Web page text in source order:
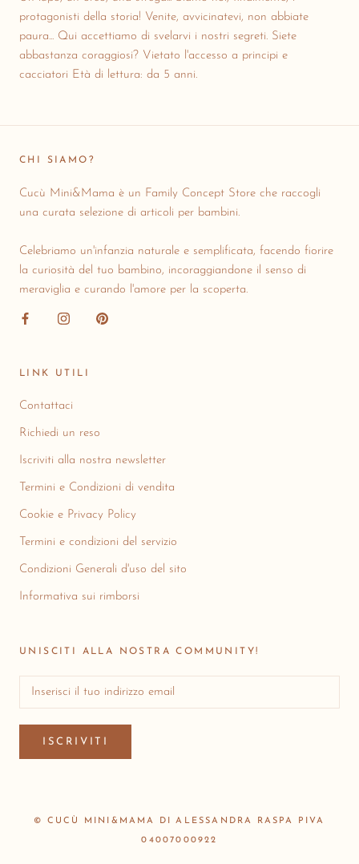
protagonisti della storia! Venite, avvicinatevi, non abbiate
paura... Qui accettiamo di svelarvi i nostri segreti. Siete
abbastanza coraggiosi? Vietato l'accesso a principi e
cacciatori Età di lettura: da 5 anni.
CHI SIAMO?
Cucù Mini&Mama è un Family Concept Store che raccogli
una curata selezione di articoli per bambini.
Celebriamo un'infanzia naturale e semplificata, facendo fiorire
la curiosità del tuo bambino, incoraggiandone il senso di
meraviglia e curando l'amore per la scoperta.
LINK UTILI
Contattaci
Richiedi un reso
Iscriviti alla nostra newsletter
Termini e Condizioni di vendita
Cookie e Privacy Policy
Termini e condizioni del servizio
Condizioni Generali d'uso del sito
Informativa sui rimborsi
UNISCITI ALLA NOSTRA COMMUNITY!
ISCRIVITI
© CUCÙ MINI&MAMA DI ALESSANDRA RASPA PIVA
04007000922